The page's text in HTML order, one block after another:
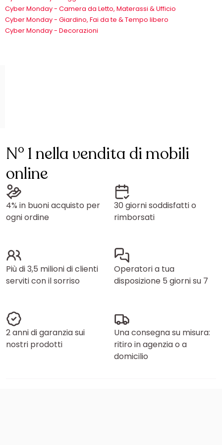
Cyber Monday - Camera da Letto, Materassi & Ufficio
Cyber Monday - Giardino, Fai da te & Tempo libero
Cyber Monday - Decorazioni
N° 1 nella vendita di mobili
online
4% in buoni acquisto per
ogni ordine
30 giorni soddisfatti o
rimborsati
Più di 3,5 milioni di clienti
serviti con il sorriso
Operatori a tua
disposizione 5 giorni su 7
2 anni di garanzia sui
nostri prodotti
Una consegna su misura:
ritiro in agenzia o a
domicilio